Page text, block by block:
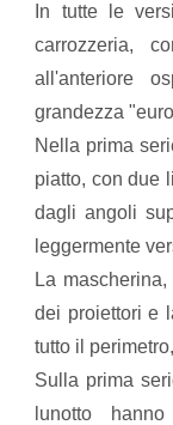
In tutte le
carrozzeria,
all'anteriore
grandezza
Nella prima
piatto, con due
dagli angoli
leggermente
La
dei proiettori e
tutto il
​Sulla prima
lunotto